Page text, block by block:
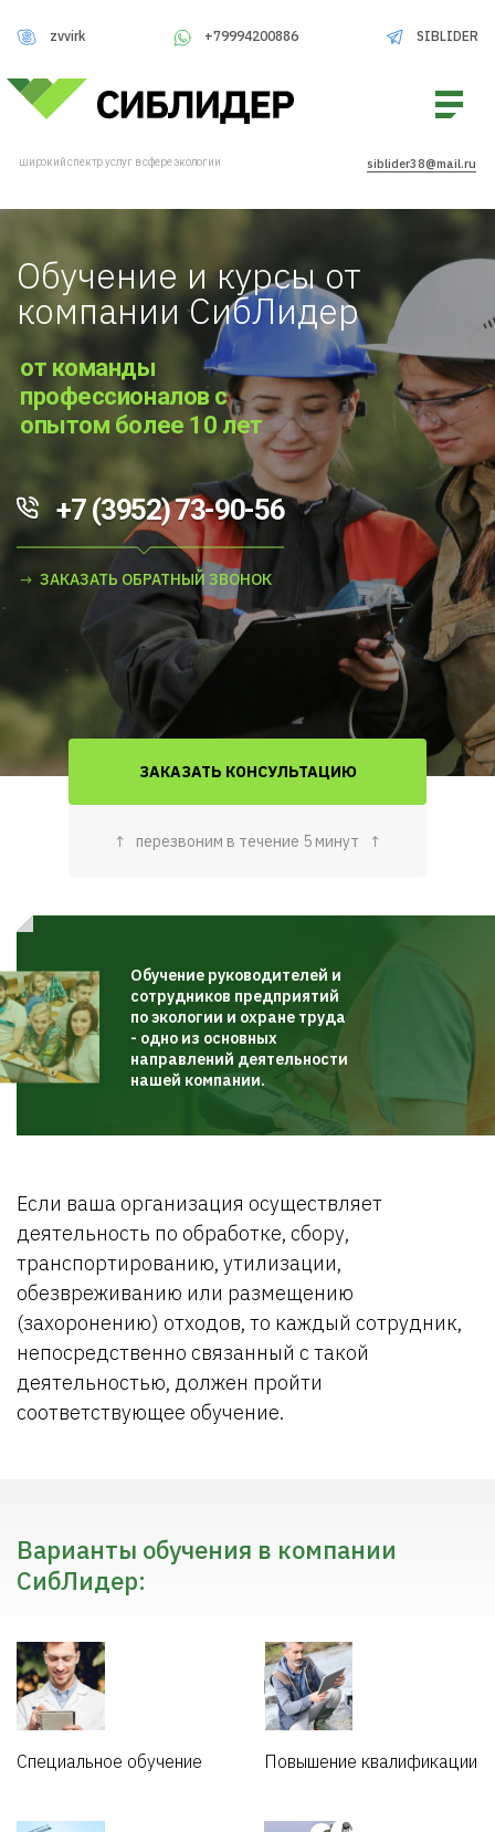
zvvirk +79994200886 SIBLIDER
широкий спектр услуг в сфере экологии siblider38@mail.ru
Обучение и курсы от
компании СибЛидер
от команды
профессионалов с
опытом более 10 лет
+7 (3952) 73-90-56
ЗАКАЗАТЬ ОБРАТНЫЙ ЗВОНОК
ЗАКАЗАТЬ КОНСУЛЬТАЦИЮ
↑ перезвоним в течение 5 минут ↑
Обучение руководителей и
сотрудников предприятий
по экологии и охране труда
- одно из основных
направлений деятельности
нашей компании.
Если ваша организация осуществляет
деятельность по обработке, сбору,
транспортированию, утилизации,
обезвреживанию или размещению
(захоронению) отходов, то каждый сотрудник,
непосредственно связанный с такой
деятельностью, должен пройти
соответствующее обучение.
Варианты обучения в компании
СибЛидер:
Специальное обучение Повышение квалификации